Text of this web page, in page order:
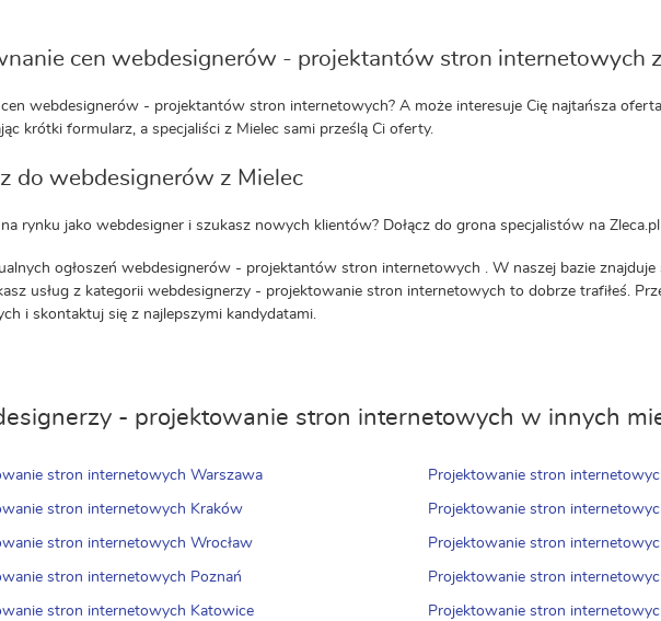
cen webdesignerów - projektantów stron internetowych
webdesignerów - projektantów stron internetowych? A może interesuje Cię najtańsza
krótki formularz, a specjaliści z Mielec sami prześlą Ci oferty.
do webdesignerów z Mielec
na rynku jako webdesigner i szukasz nowych klientów? Dołącz do grona specjalistów na
ogłoszeń webdesignerów - projektantów stron internetowych . W naszej bazie znajduje
usług z kategorii webdesignerzy - projektowanie stron internetowych to dobrze trafiłeś.
i skontaktuj się z najlepszymi kandydatami.
- projektowanie stron internetowych w innych
stron internetowych Warszawa
stron internetowych Kraków
stron internetowych Wrocław
stron internetowych Poznań
stron internetowych Katowice
Projektowanie stron
Projektowanie stron
Projektowanie stron
Projektowanie stron
Projektowanie stron